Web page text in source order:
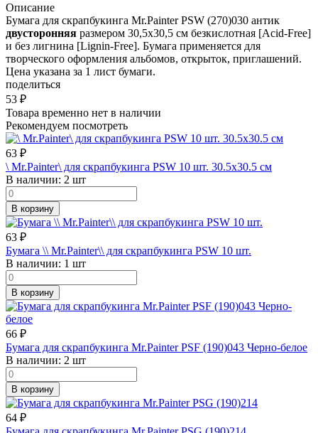
Описание
Бумага для скрапбукинга Mr.Painter PSW (270)030 антик
двусторонняя размером 30,5х30,5 см безкислотная [Acid-Free]
и без лигнина [Lignin-Free]. Бумага применяется для
творческого оформления альбомов, открыток, приглашений.
Цена указана за 1 лист бумаги.
поделиться
53 ₽
Товара временно нет в наличии
Рекомендуем посмотреть
63 ₽
\ Mr.Painter\ для скрапбукинга PSW 10 шт. 30.5х30.5 см
В наличии: 2 шт
В корзину
63 ₽
Бумага \\ Mr.Painter\\ для скрапбукинга PSW 10 шт.
В наличии: 1 шт
В корзину
66 ₽
Бумага для скрапбукинга Mr.Painter PSF (190)043 Черно-белое
В наличии: 2 шт
В корзину
64 ₽